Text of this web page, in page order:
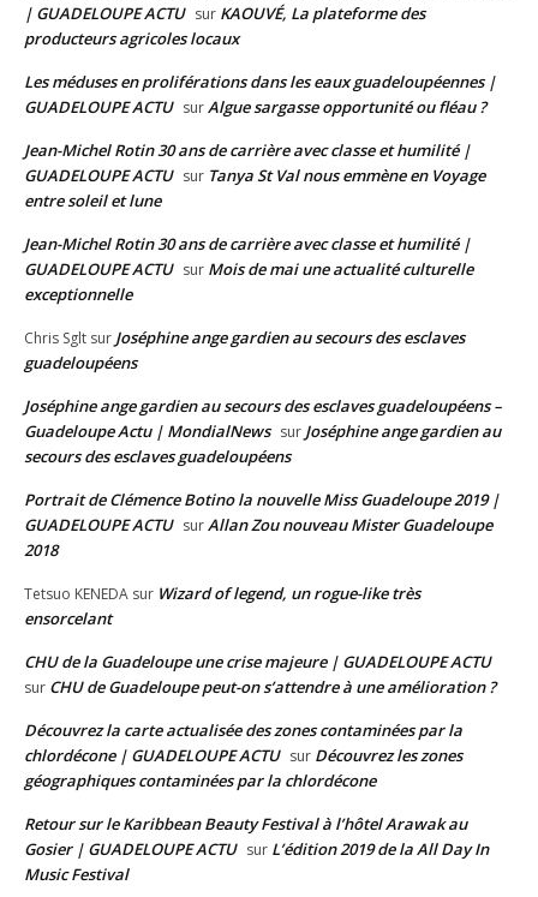
| GUADELOUPE ACTU sur KAOUVÉ, La plateforme des
producteurs agricoles locaux
Les méduses en proliférations dans les eaux guadeloupéennes |
GUADELOUPE ACTU surAlgue sargasse opportunité ou fléau ?
Jean-Michel Rotin 30 ans de carrière avec classe et humilité |
GUADELOUPE ACTU sur Tanya St Val nous emmène en Voyage
entre soleil et lune
Jean-Michel Rotin 30 ans de carrière avec classe et humilité |
GUADELOUPE ACTU sur Mois de mai une actualité culturelle
exceptionnelle
Chris Sglt sur Joséphine ange gardien au secours des esclaves
guadeloupéens
Joséphine ange gardien au secours des esclaves guadeloupéens –
Guadeloupe Actu | MondialNews sur Joséphine ange gardien au
secours des esclaves guadeloupéens
Portrait de Clémence Botino la nouvelle Miss Guadeloupe 2019 |
GUADELOUPE ACTU surAllan Zou nouveau Mister Guadeloupe
2018
Tetsuo KENEDA sur Wizard of legend, un rogue-like très
ensorcelant
CHU de la Guadeloupe une crise majeure | GUADELOUPE ACTU
sur CHU de Guadeloupe peut-on s’attendre à une amélioration ?
Découvrez la carte actualisée des zones contaminées par la
chlordécone | GUADELOUPE ACTU sur Découvrez les zones
géographiques contaminées par la chlordécone
Retour sur le Karibbean Beauty Festival à l’hôtel Arawak au
Gosier | GUADELOUPE ACTU sur L’édition 2019 de la All Day In
Music Festival